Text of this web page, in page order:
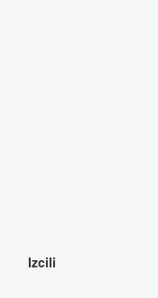
Izcili